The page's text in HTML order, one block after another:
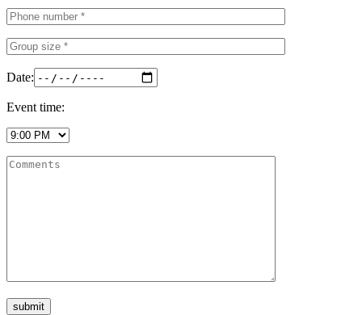
Date:
Event time: